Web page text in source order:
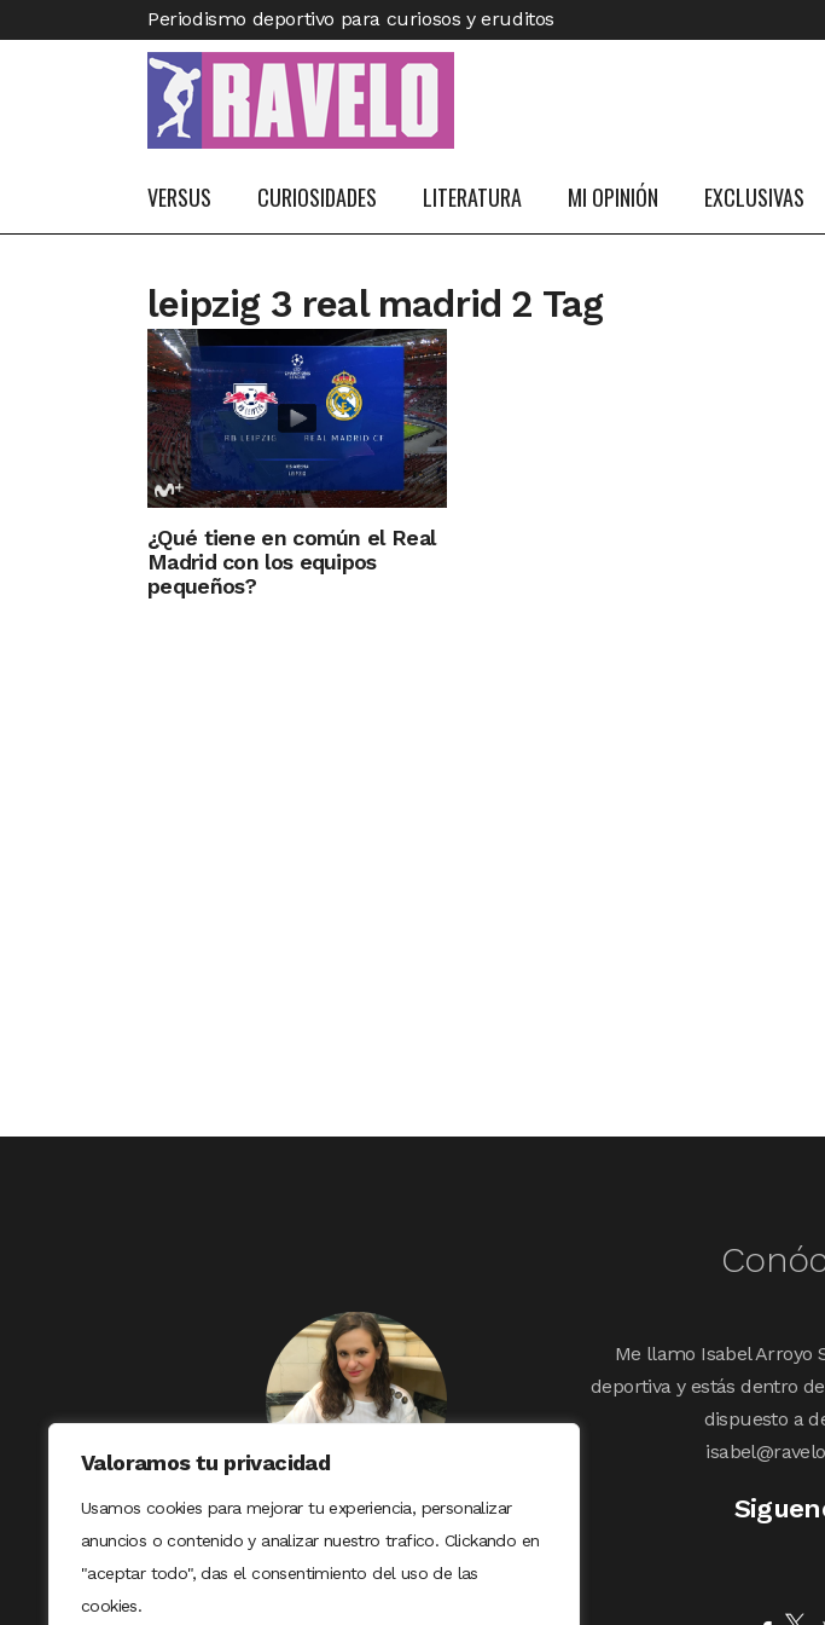
Valoramos tu privacidad
Usamos cookies para mejorar tu experiencia, personalizar
anuncios o contenido y analizar nuestro trafico. Clickando en
"aceptar todo", das el consentimiento del uso de las
cookies.
Periodismo deportivo para curiosos y eruditos
VERSUS CURIOSIDADES LITERATURA MI OPINIÓN EXCLUSIVAS
leipzig 3 real madrid 2 Tag
¿Qué tiene en común el Real
Madrid con los equipos
pequeños?
Me llamo Isabel Arroyo
deportiva y estás dentro
dispuesto a